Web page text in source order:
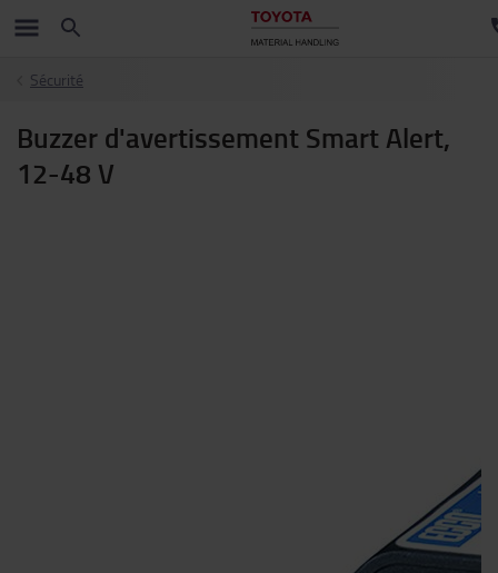
Sécurité
Buzzer d'avertissement Smart Alert,
12-48 V